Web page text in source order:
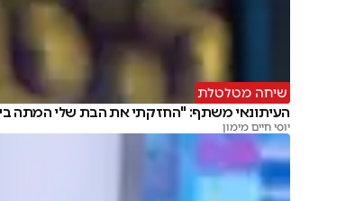
שיחה מטלטלת
העיתונאי משתף: "החזקתי את הבת שלי המתה
יוסי חיים מימון